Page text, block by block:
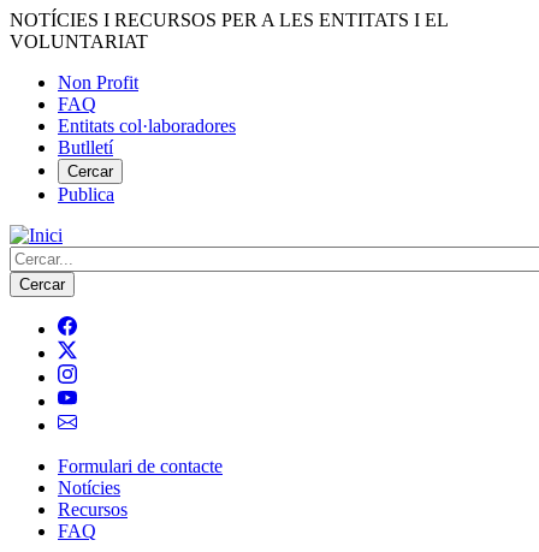
Vés
al
NOTÍCIES I RECURSOS PER A LES ENTITATS I EL
VOLUNTARIAT
Menú
del
compte
d'usuari
Non Profit
FAQ
Entitats col·laboradores
Butlletí
Cercar
Publica
Cerca
Navegació
principal
Formulari de contacte
Notícies
Recursos
FAQ